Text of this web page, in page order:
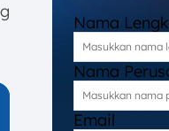
Nama
Nama
Email